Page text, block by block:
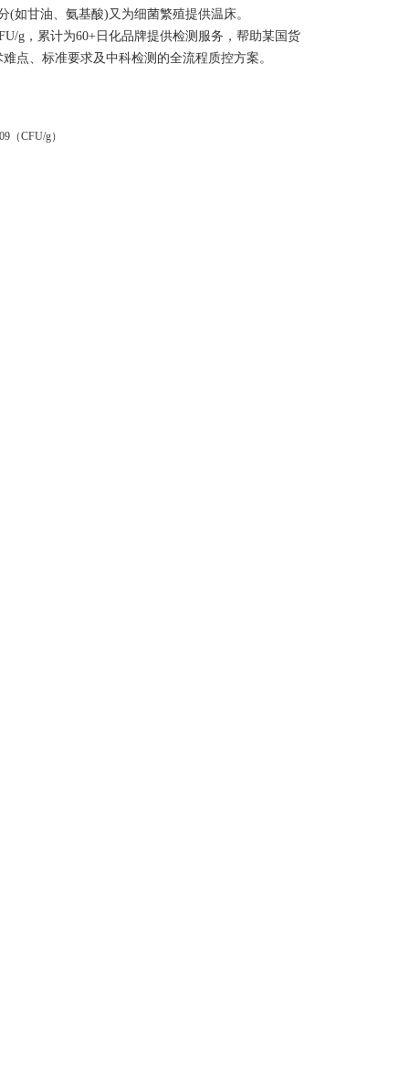
如甘油、氨基酸)又为细菌繁殖提供温床。
g，累计为60+日化品牌提供检测服务，帮助某国货
点、标准要求及中科检测的全流程质控方案。
（CFU/g）